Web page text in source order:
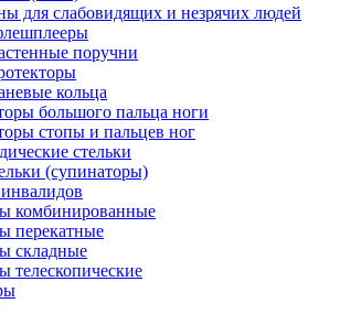
для слабовидящих и незрячих людей
поручни
кольца
большого пальца ноги
стопы и пальцев ног
стельки
(супинаторы)
комбинированные
перекатные
складные
телескопические